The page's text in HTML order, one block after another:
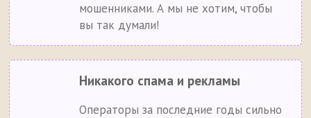
мошенниками. А мы не хотим, чтобы
вы так думали!
Никакого спама и рекламы
Операторы за последние годы сильно